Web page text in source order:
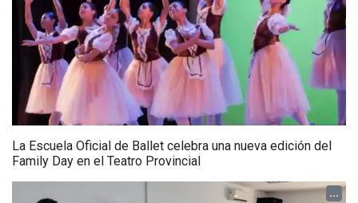
La Escuela Oficial de Ballet celebra una nueva edición del
Family Day en el Teatro Provincial
...